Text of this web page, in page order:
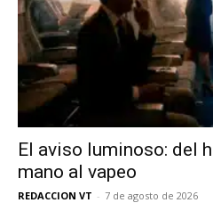
El aviso luminoso: del
mano al vapeo
REDACCION VT - 7 de agosto de 2026